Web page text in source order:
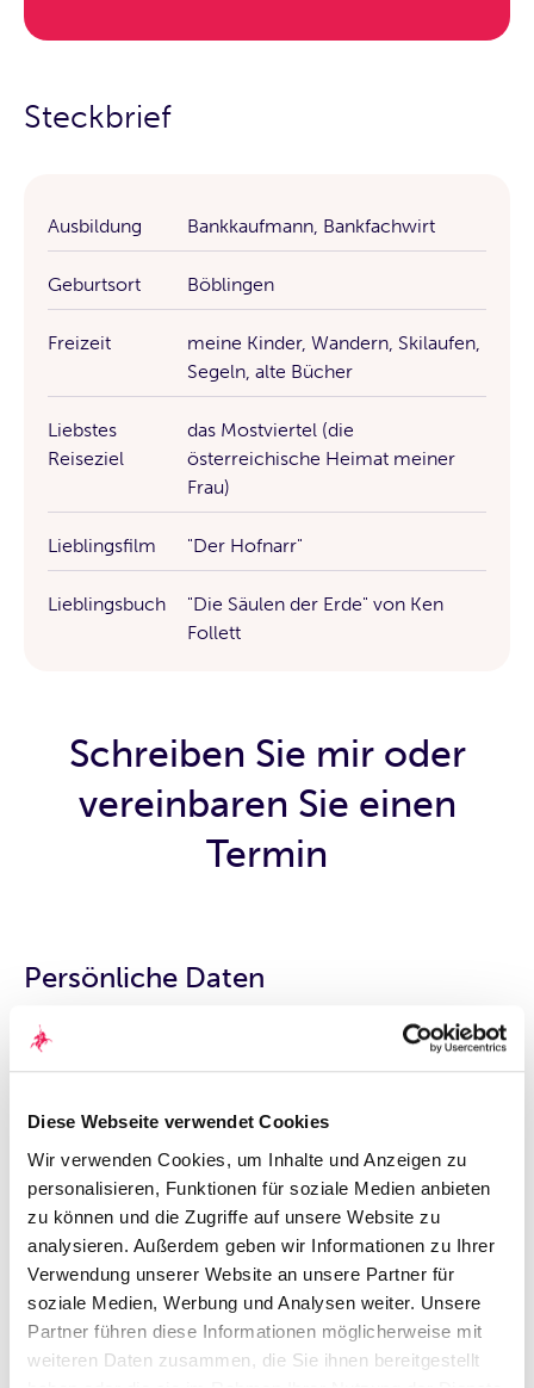
Diese Webseite verwendet Cookies
Wir verwenden Cookies, um Inhalte und Anzeigen zu
personalisieren, Funktionen für soziale Medien anbieten
zu können und die Zugriffe auf unsere Website zu
analysieren. Außerdem geben wir Informationen zu Ihrer
Verwendung unserer Website an unsere Partner für
soziale Medien, Werbung und Analysen weiter. Unsere
Partner führen diese Informationen möglicherweise mit
weiteren Daten zusammen, die Sie ihnen bereitgestellt
Steckbrief
Ausbildung Bankkaufmann, Bankfachwirt
Geburtsort Böblingen
Freizeit
meine Kinder, Wandern, Skilaufen,
Segeln, alte Bücher
Liebstes
Reiseziel
das Mostviertel (die
österreichische Heimat meiner
Frau)
Lieblingsfilm "Der Hofnarr"
Lieblingsbuch
"Die Säulen der Erde" von Ken
Follett
Schreiben Sie mir oder
vereinbaren Sie einen
Termin
Persönliche Daten
Anrede
Vorname*
Nachname *
E-Mail*